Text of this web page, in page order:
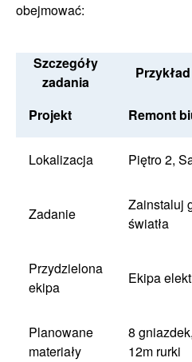
obejmować:
Szczegóły
zadania
Projekt Remont
Lokalizacja Piętro 2,
Zadanie
Zainstaluj
światła
Przydzielona
ekipa
Ekipa
Planowane
materiały
8
12m rurki